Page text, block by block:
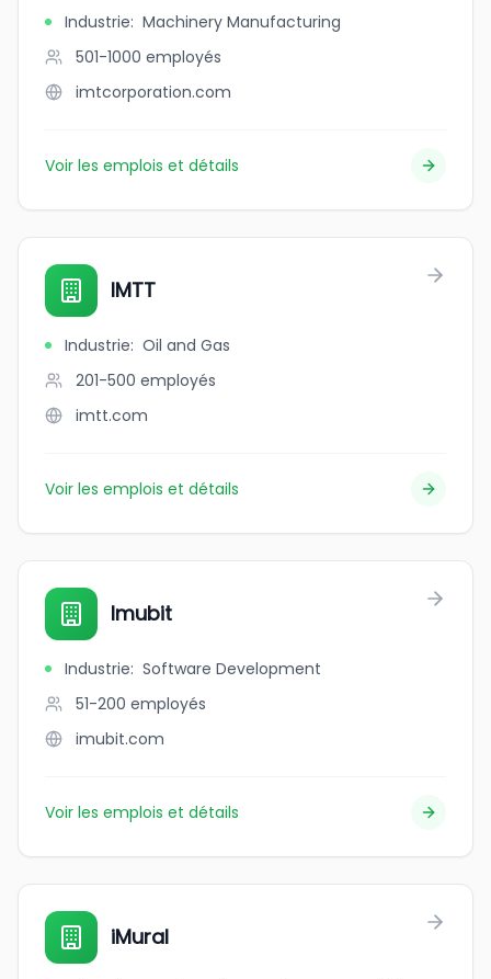
Industrie: Machinery Manufacturing
501-1000 employés
imtcorporation.com
Voir les emplois et détails
IMTT
Industrie: Oil and Gas
201-500 employés
imtt.com
Voir les emplois et détails
Imubit
Industrie: Software Development
51-200 employés
imubit.com
Voir les emplois et détails
iMural